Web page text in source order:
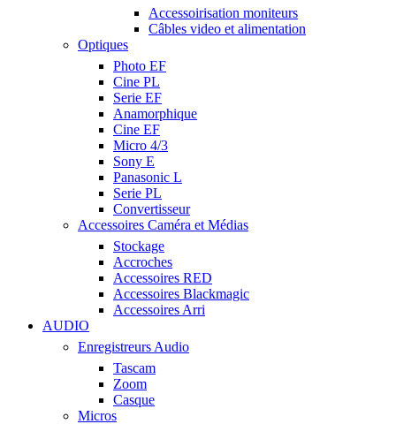
Accessoirisation moniteurs
Câbles video et alimentation
Optiques
Photo EF
Cine PL
Serie EF
Anamorphique
Cine EF
Micro 4/3
Sony E
Panasonic L
Serie PL
Convertisseur
Accessoires Caméra et Médias
Stockage
Accroches
Accessoires RED
Accessoires Blackmagic
Accessoires Arri
AUDIO
Enregistreurs Audio
Tascam
Zoom
Casque
Micros